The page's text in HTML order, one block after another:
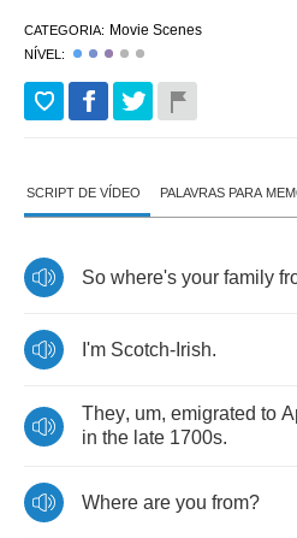
CATEGORIA: Movie Scenes
NÍVEL:
SCRIPT DE VÍDEO PALAVRAS PARA
So where's your family
I'm Scotch- Irish.
They, um, emigrated to
in the late 1700s.
Where are you from?